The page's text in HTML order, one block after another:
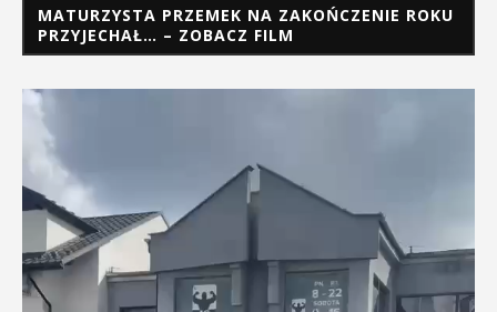
MATURZYSTA PRZEMEK NA ZAKOŃCZENIE ROKU
PRZYJECHAŁ… – ZOBACZ FILM
Odtwarzacz